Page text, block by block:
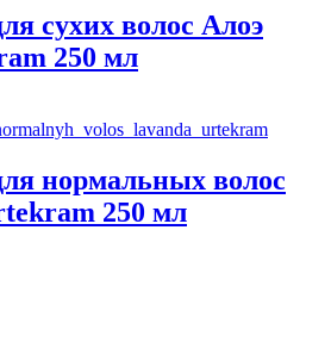
сухих волос Алоэ
250 мл
нормальных волос
250 мл